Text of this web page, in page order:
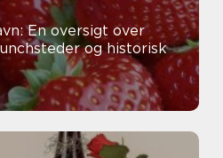
En oversigt over
og historisk